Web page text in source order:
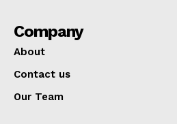
Company
About
Contact us
Our Team